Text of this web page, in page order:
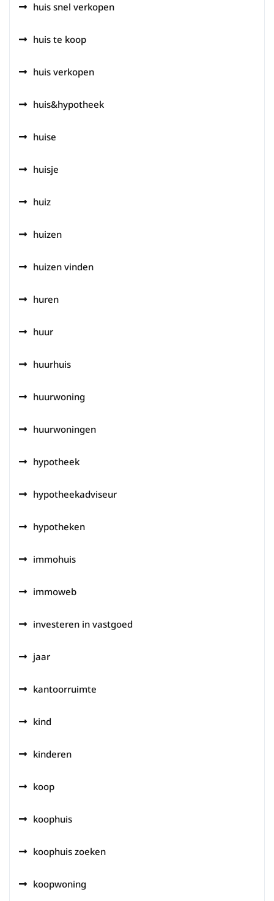
huis snel verkopen
huis te koop
huis verkopen
huis&hypotheek
huise
huisje
huiz
huizen
huizen vinden
huren
huur
huurhuis
huurwoning
huurwoningen
hypotheek
hypotheekadviseur
hypotheken
immohuis
immoweb
investeren in vastgoed
jaar
kantoorruimte
kind
kinderen
koop
koophuis
koophuis zoeken
koopwoning